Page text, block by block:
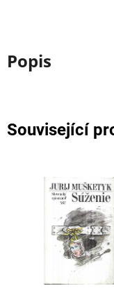
Popis
Související